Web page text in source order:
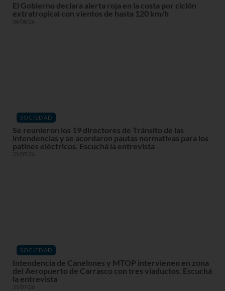
El Gobierno declara alerta roja en la costa por ciclón
extratropical con vientos de hasta 120 km/h
06/08/26
SOCIEDAD
Se reunieron los 19 directores de Tránsito de las
intendencias y se acordaron pautas normativas para los
patines eléctricos. Escuchá la entrevista
31/07/26
SOCIEDAD
Intendencia de Canelones y MTOP intervienen en zona
del Aeropuerto de Carrasco con tres viaductos. Escuchá
la entrevista
31/07/26